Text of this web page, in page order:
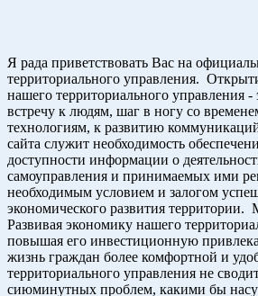
Я рада приветствовать Вас на
территориального управления.
нашего территориального управления
встречу к людям, шаг в ногу со
технологиям, к развитию
сайта служит необходимость
доступности информации о
самоуправления и принимаемых ими
необходимым условием и залогом
экономического развития
Развивая экономику нашего
повышая его инвестиционную
жизнь граждан более комфортной и
территориального управления не
сиюминутных проблем, какими бы